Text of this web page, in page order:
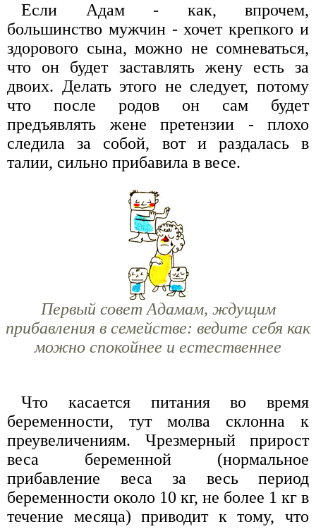
Если Адам - как, впрочем,
большинство мужчин - хочет крепкого и
здорового сына, можно не сомневаться,
что он будет заставлять жену есть за
двоих. Делать этого не следует, потому
что после родов он сам будет
предъявлять жене претензии - плохо
следила за собой, вот и раздалась в
талии, сильно прибавила в весе.
Первый совет Адамам, ждущим
прибавления в семействе: ведите себя как
можно спокойнее и естественнее
Что касается питания во время
беременности, тут молва склонна к
преувеличениям. Чрезмерный прирост
веса беременной (нормальное
прибавление веса за весь период
беременности около 10 кг, не более 1 кг в
течение месяца) приводит к тому, что